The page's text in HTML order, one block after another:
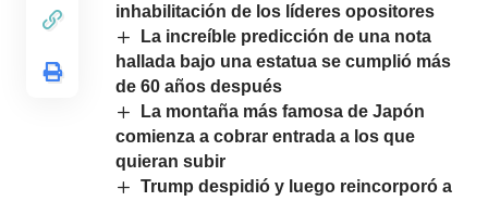
inhabilitación de los líderes opositores
La increíble predicción de una nota
hallada bajo una estatua se cumplió más
de 60 años después
La montaña más famosa de Japón
comienza a cobrar entrada a los que
quieran subir
Trump despidió y luego reincorporó a